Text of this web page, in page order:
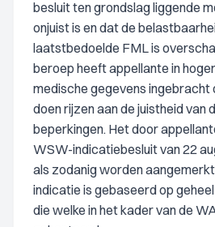
besluit ten grondslag liggende
onjuist is en dat de
laatstbedoelde FML is
beroep heeft appellante in
medische gegevens ingebracht
doen rijzen aan de juistheid van
beperkingen. Het door
WSW-indicatiebesluit van 22
als zodanig worden
indicatie is gebaseerd op
die welke in het kader van de